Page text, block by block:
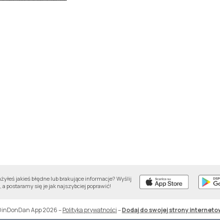
jakieś błędne lub brakujące informacje? Wyślij
a postaramy się je jak najszybciej poprawić!
App 2026–Polityka prywatności–Dodaj do swojej strony